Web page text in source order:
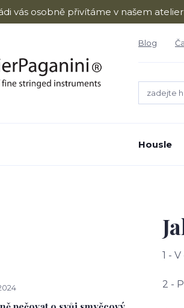
vás osobně přivítáme v našem
Blog
Housle
1 -
2 -